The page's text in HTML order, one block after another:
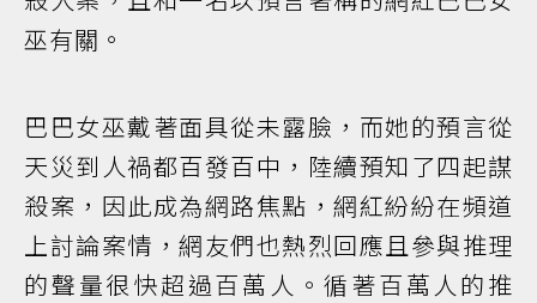
巫有關。
巴巴女巫戴著面具從未露臉，而她的預言從
天災到人禍都百發百中，陸續預知了四起謀
殺案，因此成為網路焦點，網紅紛紛在頻道
上討論案情，網友們也熱烈回應且參與推理
的聲量很快超過百萬人。循著百萬人的推